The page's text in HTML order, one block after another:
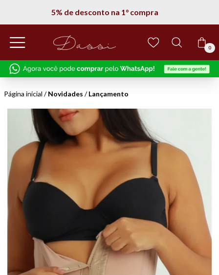
5% de desconto na 1° compra
0
Página inicial /Novidades /Lançamento